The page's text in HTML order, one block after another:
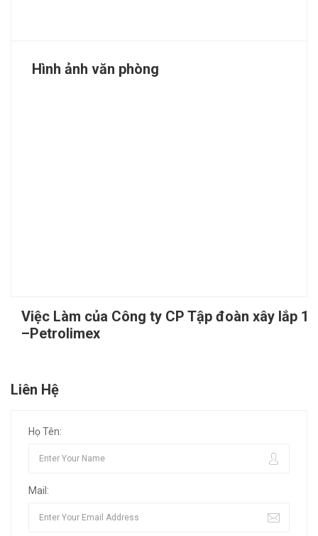
Hình ảnh văn phòng
Việc Làm của Công ty CP Tập đoàn xây lắp 1
–Petrolimex
Liên Hệ
Họ Tên:
Mail: